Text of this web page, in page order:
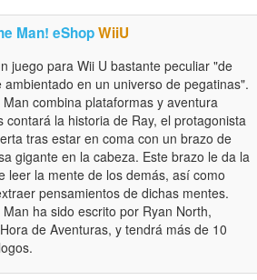
Man! eShopWiiU
juego para Wii U bastante peculiar "de
ambientado en un universo de pegatinas".
combina plataformas y aventura
contará la historia de Ray, el protagonista
tras estar en coma con un brazo de
gigante en la cabeza. Este brazo le da la
leer la mente de los demás, así como
pensamientos de dichas mentes.
ha sido escrito por Ryan North,
de Aventuras, y tendrá más de 10